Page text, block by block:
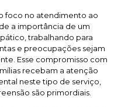
foco no atendimento ao
a importância de um
trabalhando para
e preocupações sejam
Esse compromisso com
recebam a atenção
neste tipo de serviço,
são primordiais.